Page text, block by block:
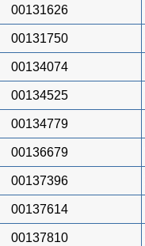
00131626
00131750
00134074
00134525
00134779
00136679
00137396
00137614
00137810